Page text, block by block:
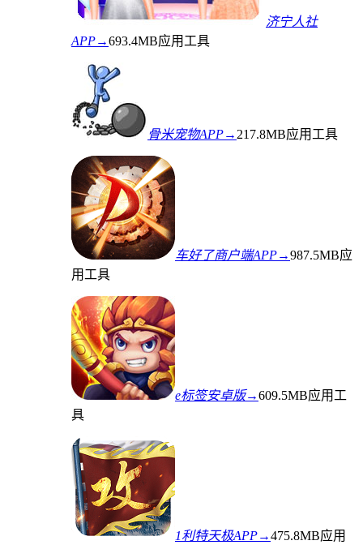
济宁人社
APP→693.4MB应用工具
骨米宠物APP→ 217.8MB应用工具
车好了商户端APP→987.5MB应
用工具
e标签安卓版→609.5MB应用工
具
1利特天极APP→475.8MB应用